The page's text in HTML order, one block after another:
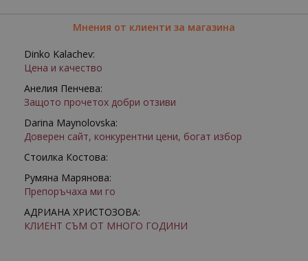
Мнения от клиенти за магазина
Dinko Kalachev:
Цена и качество
Анелия Пенчева:
Защото прочетох добри отзиви
Darina Maynolovska:
Доверен сайт, конкурентни цени, богат избор
Стоилка Костова:
Румяна Марянова:
Препоръчаха ми го
АДРИАНА ХРИСТОЗОВА:
КЛИЕНТ СЪМ ОТ МНОГО ГОДИНИ